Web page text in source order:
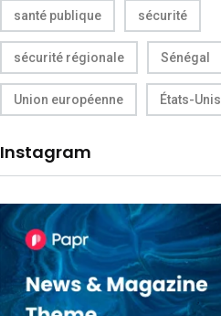
santé publique sécurité
sécurité régionale Sénégal
Union européenne États-Unis
Instagram